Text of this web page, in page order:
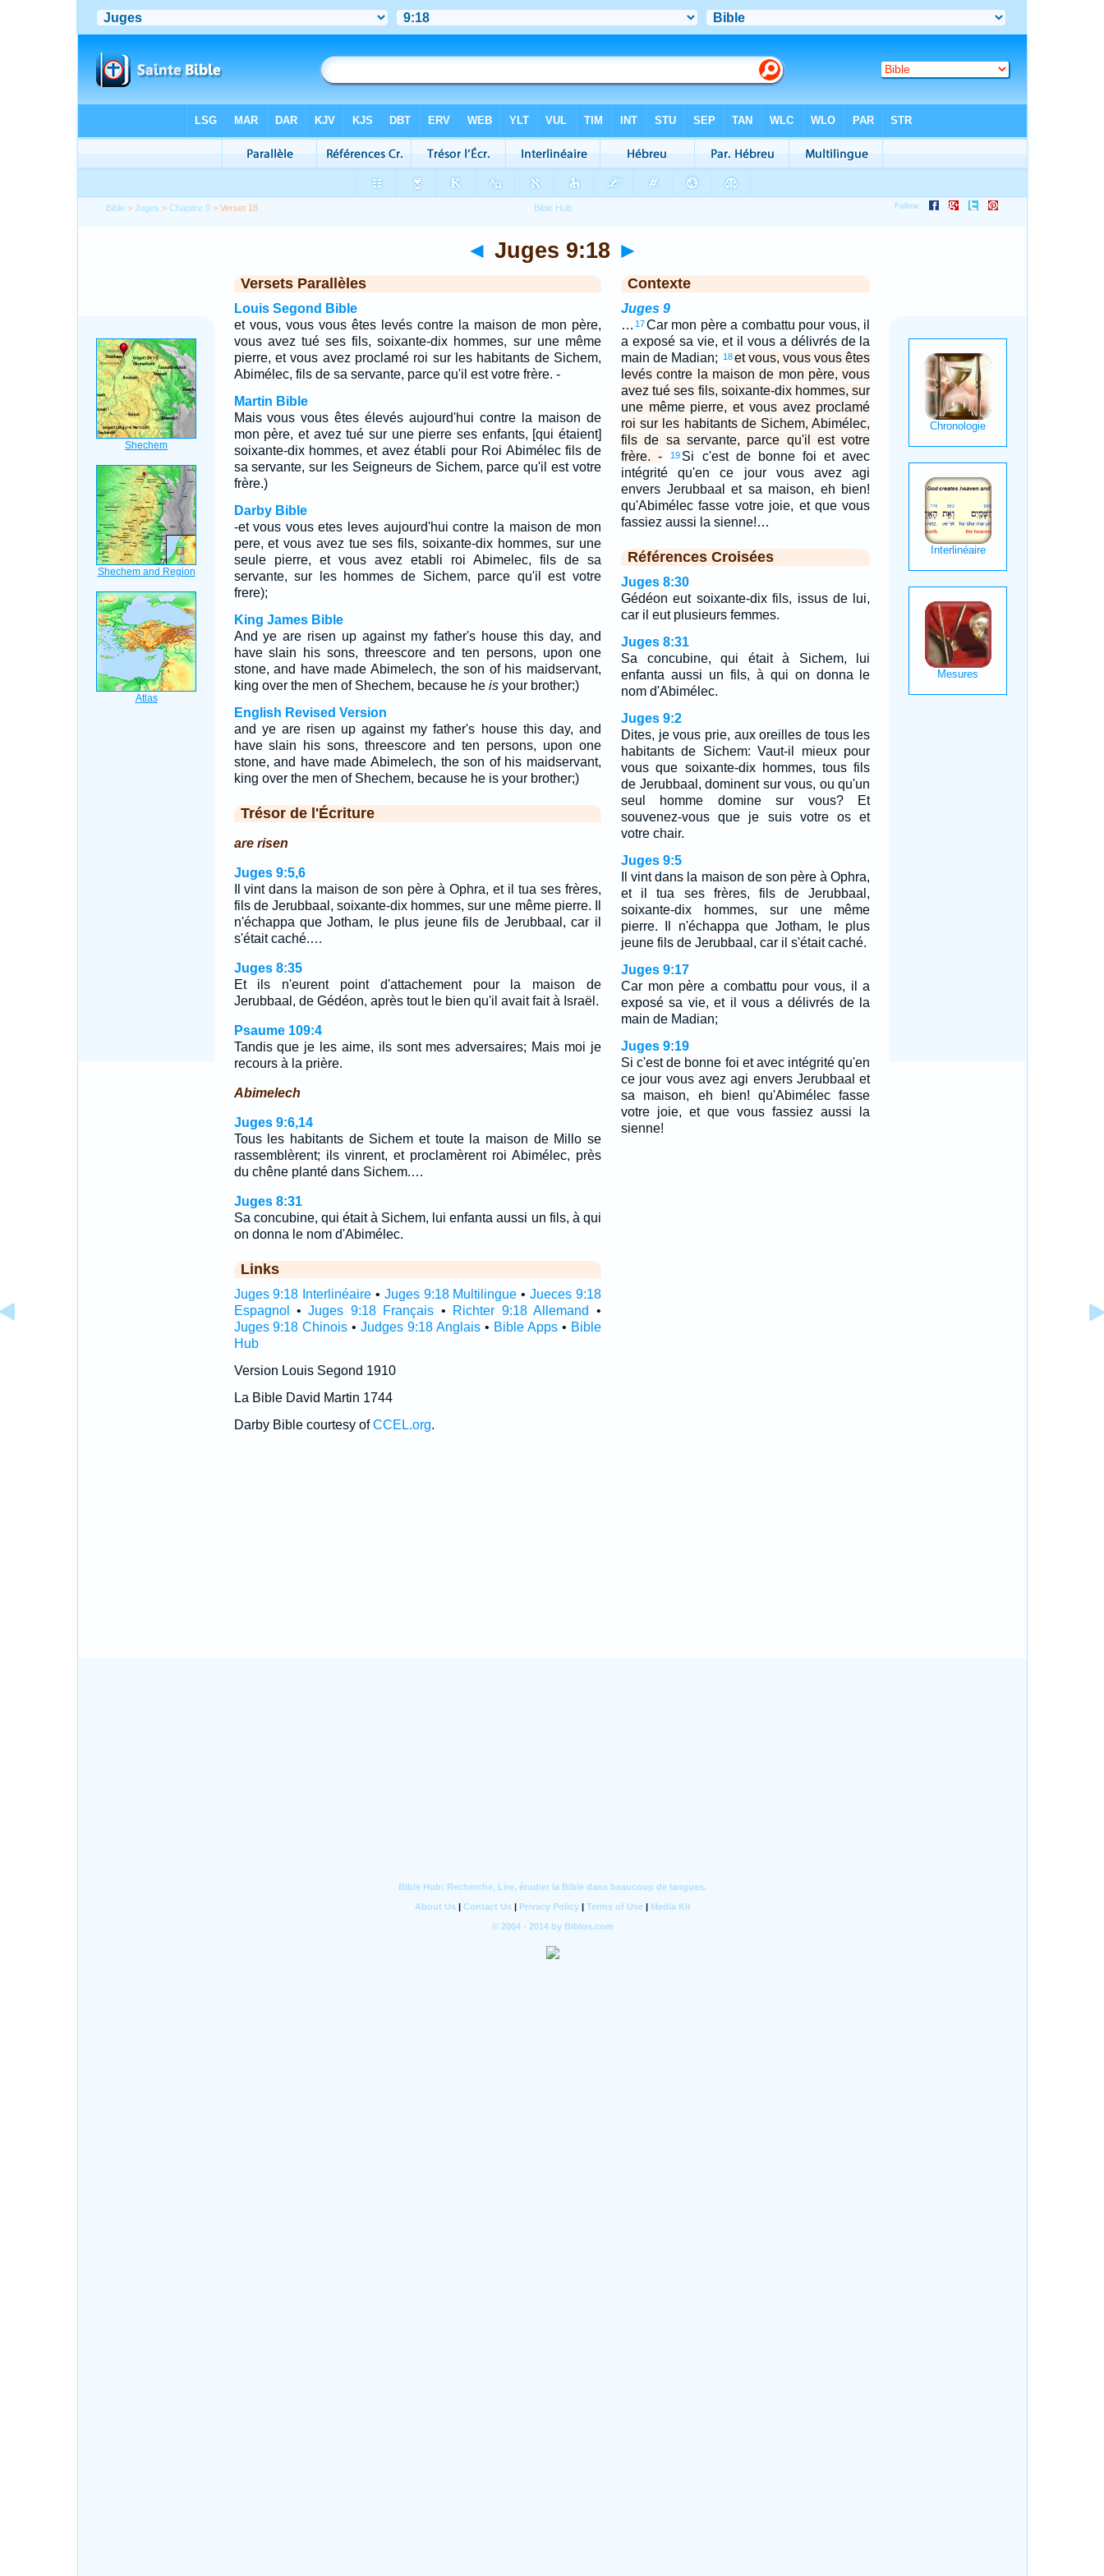
Bible >Juges >Chapitre 9 > Verset 18
◄ Juges 9:18 ►
Versets Parallèles
Louis Segond Bible
et vous, vous vous êtes levés contre la maison de mon père,
vous avez tué ses fils, soixante-dix hommes, sur une même
pierre, et vous avez proclamé roi sur les habitants de Sichem,
Abimélec, fils de sa servante, parce qu'il est votre frère. -
Martin Bible
Mais vous vous êtes élevés aujourd'hui contre la maison de
mon père, et avez tué sur une pierre ses enfants, [qui étaient]
soixante-dix hommes, et avez établi pour Roi Abimélec fils de
sa servante, sur les Seigneurs de Sichem, parce qu'il est votre
frère.)
Darby Bible
-et vous vous etes leves aujourd'hui contre la maison de mon
pere, et vous avez tue ses fils, soixante-dix hommes, sur une
seule pierre, et vous avez etabli roi Abimelec, fils de sa
servante, sur les hommes de Sichem, parce qu'il est votre
frere);
King James Bible
And ye are risen up against my father's house this day, and
have slain his sons, threescore and ten persons, upon one
stone, and have made Abimelech, the son of his maidservant,
king over the men of Shechem, because he isyour brother;)
English Revised Version
and ye are risen up against my father's house this day, and
have slain his sons, threescore and ten persons, upon one
stone, and have made Abimelech, the son of his maidservant,
king over the men of Shechem, because he is your brother;)
Trésor de l'Écriture
are risen
Juges 9:5,6
Il vint dans la maison de son père à Ophra, et il tua ses frères,
fils de Jerubbaal, soixante-dix hommes, sur une même pierre. Il
n'échappa que Jotham, le plus jeune fils de Jerubbaal, car il
s'était caché.…
Juges 8:35
Et ils n'eurent point d'attachement pour la maison de
Jerubbaal, de Gédéon, après tout le bien qu'il avait fait à Israël.
Psaume 109:4
Tandis que je les aime, ils sont mes adversaires; Mais moi je
recours à la prière.
Abimelech
Juges 9:6,14
Tous les habitants de Sichem et toute la maison de Millo se
rassemblèrent; ils vinrent, et proclamèrent roi Abimélec, près
du chêne planté dans Sichem.…
Juges 8:31
Sa concubine, qui était à Sichem, lui enfanta aussi un fils, à qui
on donna le nom d'Abimélec.
Links
Juges 9:18 Interlinéaire • Juges 9:18 Multilingue •Jueces 9:18
Espagnol
•Juges 9:18 Français • Richter 9:18 Allemand
•
Juges 9:18 Chinois •Judges 9:18 Anglais • Bible Apps • Bible
Hub
Version Louis Segond 1910
La Bible David Martin 1744
Darby Bible courtesy ofCCEL.org.
Contexte
Juges 9
… 17Car mon père a combattu pour vous, il
a exposé sa vie, et il vous a délivrés de la
main de Madian;
18 et vous, vous vous êtes
levés contre la maison de mon père, vous
avez tué ses fils, soixante-dix hommes, sur
une même pierre, et vous avez proclamé
roi sur les habitants de Sichem, Abimélec,
fils de sa servante, parce qu'il est votre
frère. -
19 Si c'est de bonne foi et avec
intégrité qu'en ce jour vous avez agi
envers Jerubbaal et sa maison, eh bien!
qu'Abimélec fasse votre joie, et que vous
fassiez aussi la sienne!…
Références Croisées
Juges 8:30
Gédéon eut soixante-dix fils, issus de lui,
car il eut plusieurs femmes.
Juges 8:31
Sa concubine, qui était à Sichem, lui
enfanta aussi un fils, à qui on donna le
nom d'Abimélec.
Juges 9:2
Dites, je vous prie, aux oreilles de tous les
habitants de Sichem: Vaut-il mieux pour
vous que soixante-dix hommes, tous fils
de Jerubbaal, dominent sur vous, ou qu'un
seul homme domine sur vous? Et
souvenez-vous que je suis votre os et
votre chair.
Juges 9:5
Il vint dans la maison de son père à Ophra,
et il tua ses frères, fils de Jerubbaal,
soixante-dix hommes, sur une même
pierre. Il n'échappa que Jotham, le plus
jeune fils de Jerubbaal, car il s'était caché.
Juges 9:17
Car mon père a combattu pour vous, il a
exposé sa vie, et il vous a délivrés de la
main de Madian;
Juges 9:19
Si c'est de bonne foi et avec intégrité qu'en
ce jour vous avez agi envers Jerubbaal et
sa maison, eh bien! qu'Abimélec fasse
votre joie, et que vous fassiez aussi la
sienne!